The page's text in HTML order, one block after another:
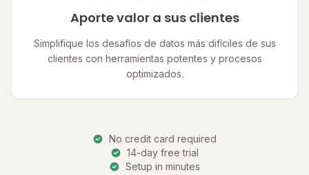
Aporte valor a sus clientes
Simplifique los desafíos de datos más difíciles de sus
clientes con herramientas potentes y procesos
optimizados.
No credit card required
14-day free trial
Setup in minutes